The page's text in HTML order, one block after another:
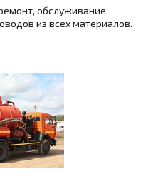
обслуживание,
из всех материалов.